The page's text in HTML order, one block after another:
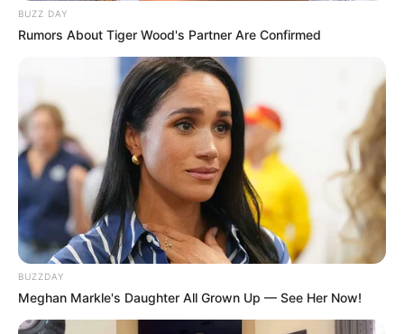
BUZZ DAY
Rumors About Tiger Wood's Partner Are Confirmed
BUZZDAY
Meghan Markle's Daughter All Grown Up — See Her Now!